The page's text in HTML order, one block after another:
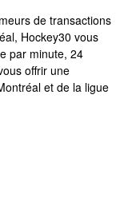
de transactions
Hockey30 vous
par minute, 24
offrir une
et de la ligue